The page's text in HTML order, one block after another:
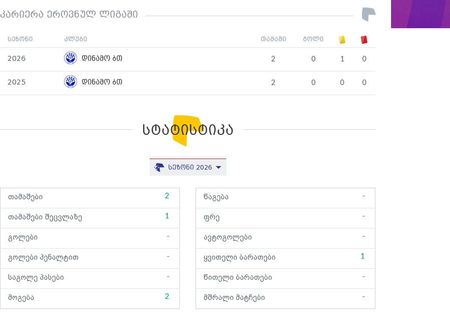
კარიერა ეროვნულ ლიგაში
სეზონი კლუბი თამაში გოლი
2026 დინამო ბთ 2 0 1 0
2025 დინამო ბთ 2 0 0 0
სტატისტიკა
სეზონი 2026
თამაშები 2
თამაშები შეცვლაზე 1
გოლები -
გოლები პენალტით -
საგოლე პასები -
მოგება 2
წაგება -
ფრე -
ავტოგოლები -
ყვითელი ბარათები 1
წითელი ბარათები -
მშრალი მატჩები -